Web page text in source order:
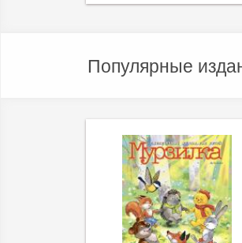
Популярные